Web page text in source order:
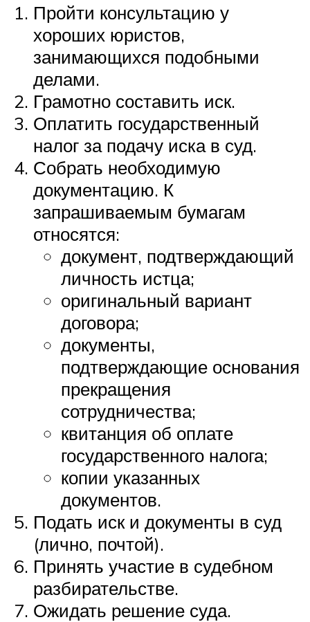
Пройти консультацию у
хороших юристов,
занимающихся подобными
делами.
Грамотно составить иск.
Оплатить государственный
налог за подачу иска в суд.
Собрать необходимую
документацию. К
запрашиваемым бумагам
относятся:
документ, подтверждающий
личность истца;
оригинальный вариант
договора;
документы,
подтверждающие основания
прекращения
сотрудничества;
квитанция об оплате
государственного налога;
копии указанных
документов.
Подать иск и документы в суд
(лично, почтой).
Принять участие в судебном
разбирательстве.
Ожидать решение суда.